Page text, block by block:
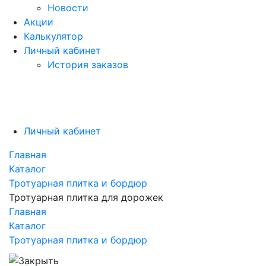
Новости
Акции
Калькулятор
Личный кабинет
История заказов
Личный кабинет
Главная
Каталог
Тротуарная плитка и бордюр
Тротуарная плитка для дорожек
Главная
Каталог
Тротуарная плитка и бордюр